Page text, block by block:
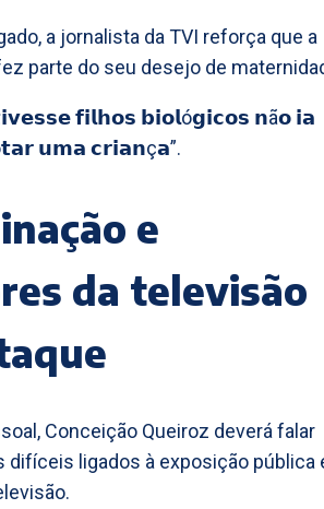
a jornalista da TVI reforça que a
parte do seu desejo de
𝗳𝗶𝗹𝗵𝗼𝘀 𝗯𝗶𝗼𝗹ó𝗴𝗶𝗰𝗼𝘀 𝗻ã𝗼 𝗶𝗮
𝘂𝗺𝗮 𝗰𝗿𝗶𝗮𝗻ç𝗮”.
e
da televisão
Conceição Queiroz deverá falar
difíceis ligados à exposição pública